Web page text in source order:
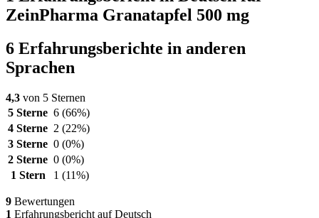
ZeinPharma Granatapfel 500 mg
6 Erfahrungsberichte in anderen
Sprachen
4,3 von 5 Sternen
5 Sterne 6 (66%)
4 Sterne 2 (22%)
3 Sterne 0 (0%)
2 Sterne 0 (0%)
1 Stern
1 (11%)
9 Bewertungen
1 Erfahrungsbericht auf Deutsch